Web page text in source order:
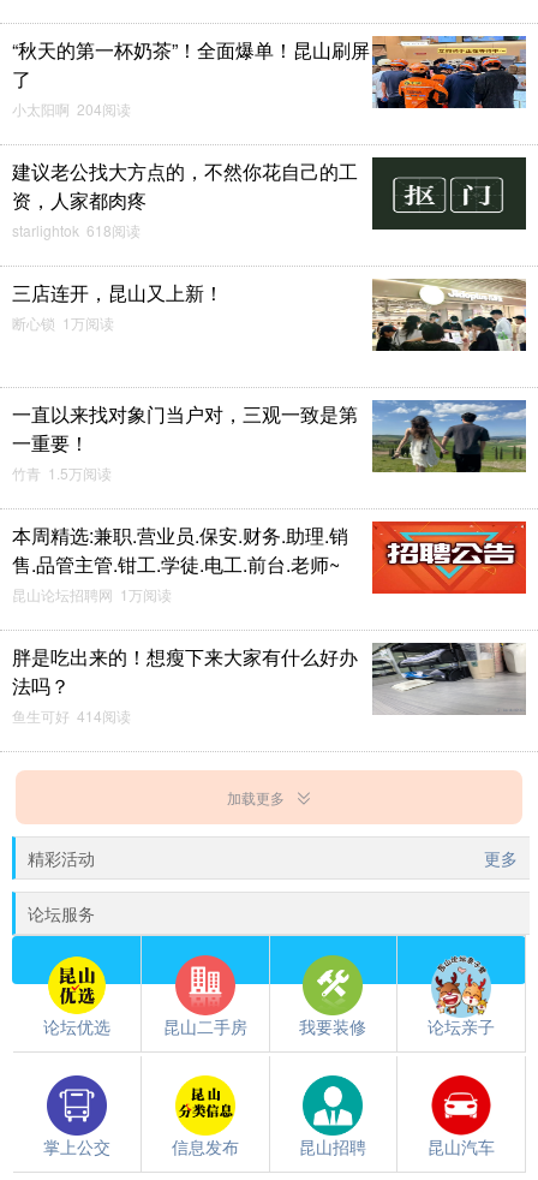
“秋天的第一杯奶茶”！全面爆单！昆山刷屏
了
小太阳啊 204阅读
建议老公找大方点的，不然你花自己的工
资，人家都肉疼
starlightok 618阅读
三店连开，昆山又上新！
断心锁 1万阅读
一直以来找对象门当户对，三观一致是第
一重要！
竹青 1.5万阅读
本周精选:兼职.营业员.保安.财务.助理.销
售.品管主管.钳工.学徒.电工.前台.老师~
昆山论坛招聘网 1万阅读
胖是吃出来的！想瘦下来大家有什么好办
法吗？
鱼生可好 414阅读
加载更多
精彩活动 更多
论坛服务
论坛优选 昆山二手房 我要装修 论坛亲子
掌上公交 信息发布 昆山招聘 昆山汽车